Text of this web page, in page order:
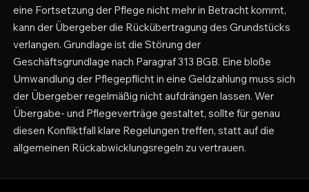
eine Fortsetzung der Pflege nicht mehr in Betracht kommt,
kann der Übergeber die Rückübertragung des Grundstücks
verlangen. Grundlage ist die Störung der
Geschäftsgrundlage nach Paragraf 313 BGB. Eine bloße
Umwandlung der Pflegepflicht in eine Geldzahlung muss sich
der Übergeber regelmäßig nicht aufdrängen lassen. Wer
Übergabe- und Pflegeverträge gestaltet, sollte für genau
diesen Konfliktfall klare Regelungen treffen, statt auf die
allgemeinen Rückabwicklungsregeln zu vertrauen.